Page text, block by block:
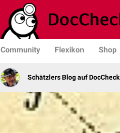
Community Flexikon Shop
Schätzlers Blog auf DocCheck